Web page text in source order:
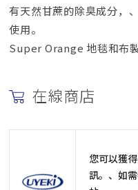
有天然甘蔗的除臭成分，
使用。
Super Orange 地毯和布
在線商店
您可以獲
訊。、如